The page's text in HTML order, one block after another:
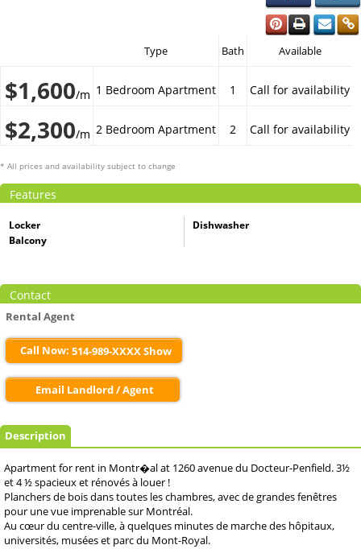
Type Bath Available
$1,600/m 1 Bedroom Apartment 1 Call for availability
$2,300/m 2 Bedroom Apartment 2 Call for availability
* All prices and availability subject to change
Features
Locker
Dishwasher
Balcony
Contact
Rental Agent
Call Now: 514-989-XXXX Show
Email Landlord / Agent
Description
Apartment for rent in Montr�al at 1260 avenue du Docteur-Penfield. 3½
et 4 ½ spacieux et rénovés à louer !
Planchers de bois dans toutes les chambres, avec de grandes fenêtres
pour une vue imprenable sur Montréal.
Au cœur du centre-ville, à quelques minutes de marche des hôpitaux,
universités, musées et parc du Mont-Royal.